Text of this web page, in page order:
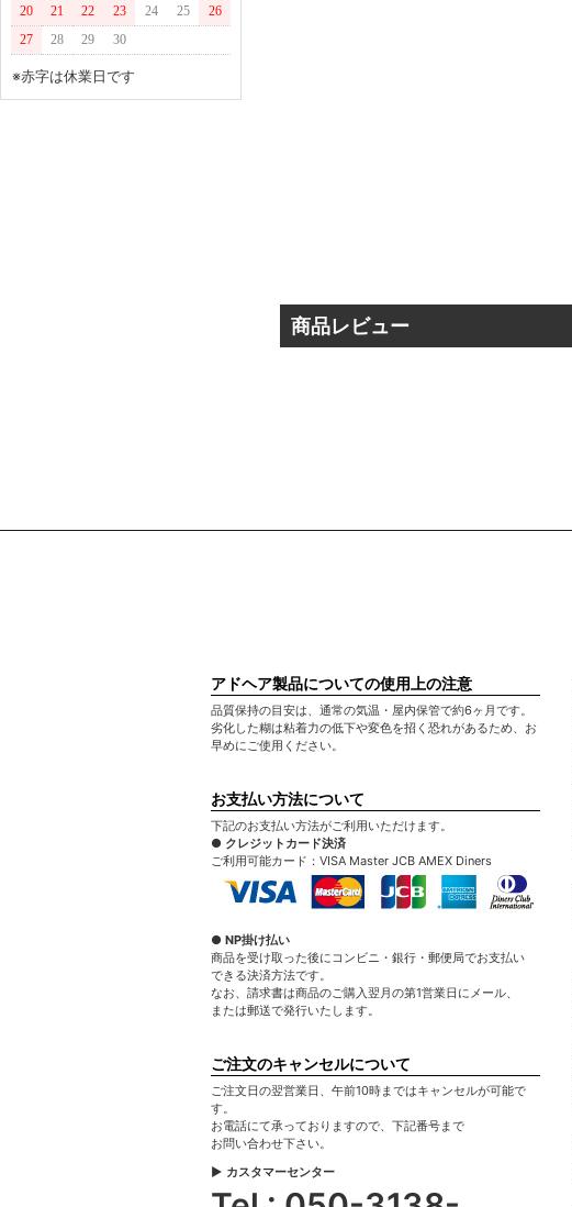
20
21 22 23 24 25
26
27
28 29 30
※赤字は休業日です
商品レビュー
アドヘア製品についての使用上の注意
品質保持の目安は、通常の気温・屋内保管で約6ヶ月です。
劣化した糊は粘着力の低下や変色を招く恐れがあるため、お
早めにご使用ください。
お支払い方法について
下記のお支払い方法がご利用いただけます。
● クレジットカード決済
ご利用可能カード：VISA Master JCB AMEX Diners
● NP掛け払い
商品を受け取った後にコンビニ・銀行・郵便局でお支払い
できる決済方法です。
なお、請求書は商品のご購入翌月の第1営業日にメール、
または郵送で発行いたします。
ご注文のキャンセルについて
ご注文日の翌営業日、午前10時まではキャンセルが可能で
す。
お電話にて承っておりますので、下記番号まで
お問い合わせ下さい。
▶ カスタマーセンター